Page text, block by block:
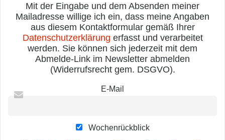
Mit der Eingabe und dem Absenden meiner
Mailadresse willige ich ein, dass meine Angaben
aus diesem Kontaktformular gemäß Ihrer
Datenschutzerklärung erfasst und verarbeitet
werden. Sie können sich jederzeit mit dem
Abmelde-Link im Newsletter abmelden
(Widerrufsrecht gem. DSGVO).
E-Mail
Wochenrückblick